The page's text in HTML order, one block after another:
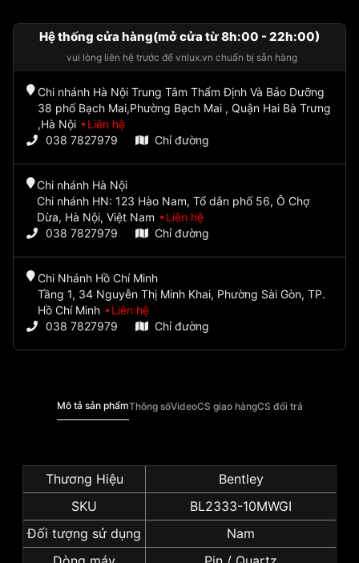
Hệ thống cửa hàng(mở cửa từ 8h:00 - 22h:00)
vui lòng liên hệ trước để vnlux.vn chuẩn bị sẵn hàng
Chi nhánh Hà Nội Trung Tâm Thẩm Định Và Bảo Dưỡng
38 phố Bạch Mai,Phường Bạch Mai , Quận Hai Bà Trưng
,Hà Nội
Liên hệ
038 7827979
Chỉ đường
Chi nhánh Hà Nội
Chi nhánh HN: 123 Hào Nam, Tổ dân phố 56, Ô Chợ
Dừa, Hà Nội, Việt Nam
Liên hệ
038 7827979
Chỉ đường
Chi Nhánh Hồ Chí Minh
Tầng 1, 34 Nguyễn Thị Minh Khai, Phường Sài Gòn, TP.
Hồ Chí Minh
Liên hệ
038 7827979
Chỉ đường
Mô tả sản phẩmThông sốVideoCS giao hàngCS đổi trả
Thương Hiệu
Bentley
SKU
BL2333-10MWGI
Đối tượng sử dụng
Nam